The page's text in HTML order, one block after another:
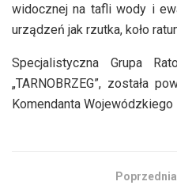
widocznej na tafli wody i
urządzeń jak rzutka, koło
Specjalistyczna Grupa
„TARNOBRZEG”, została
Komendanta